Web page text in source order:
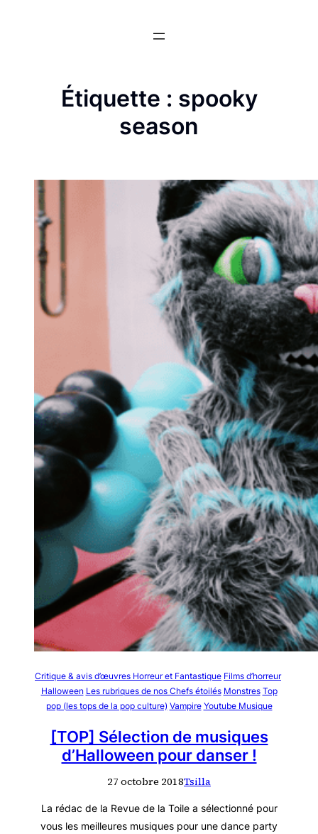
Étiquette : spooky
season
Critique & avis d’œuvres Horreur et Fantastique Films d’horreur
Halloween Les rubriques de nos Chefs étoilés Monstres Top
pop (les tops de la pop culture) Vampire Youtube Musique
[TOP] Sélection de musiques
d’Halloween pour danser !
27 octobre 2018Tsilla
La rédac de la Revue de la Toile a sélectionné pour
vous les meilleures musiques pour une dance party